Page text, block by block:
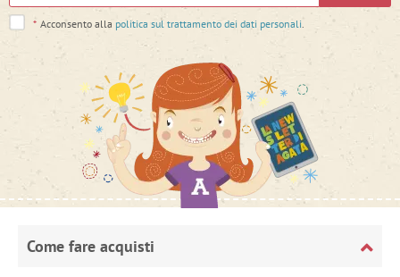
* Acconsento alla politica sul trattamento dei dati personali
Come fare acquisti